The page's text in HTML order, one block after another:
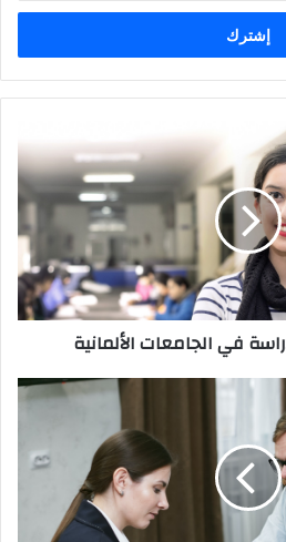
في الجامعات الألمانية